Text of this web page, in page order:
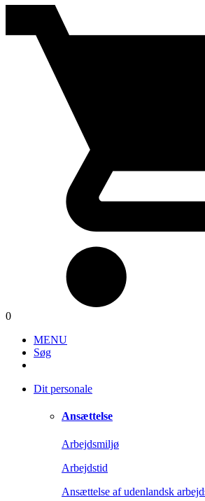
0
MENU
Søg
Dit personale
Ansættelse
Arbejdsmiljø
Arbejdstid
Ansættelse af udenlandsk